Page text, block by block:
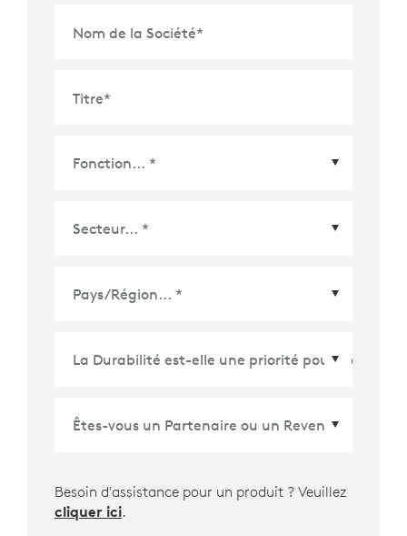
Nom de la Société*
Titre*
Besoin d'assistance pour un produit ? Veuillez
cliquer ici.